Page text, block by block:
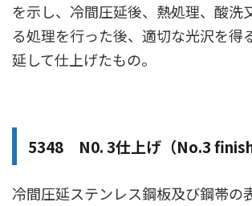
を示し、冷間圧延後、熱処理、酸洗
る処理を行った後、適切な光沢を得
延して仕上げたもの。
5348 N0. 3仕上げ（No.3 finish
冷間圧延ステンレス鋼板及び鋼帯の